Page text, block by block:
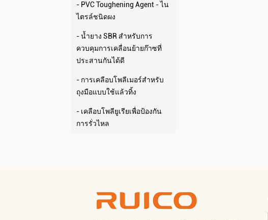
- PVC Toughening Agent - ไน
ไตรล์ชนิดผง
- น้ำยาง SBR สำหรับการ
ควบคุมการเคลื่อนย้ายก๊าซที่
ประสานกันได้ดี
- การเคลือบโพลีเมอร์สำหรับ
ถุงมือแบบใช้แล้วทิ้ง
- เคลือบโพลียูเรียเพื่อป้องกัน
การรั่วไหล